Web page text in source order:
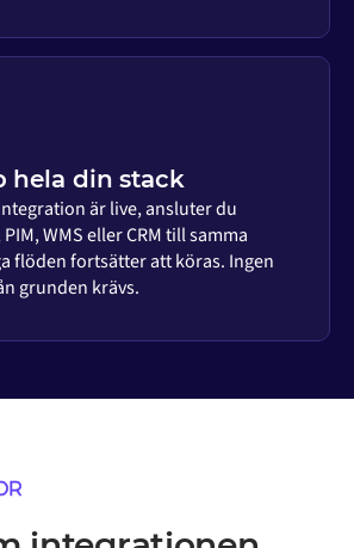
hela din stack
är live, ansluter du
WMS eller CRM till samma
flöden fortsätter att köras. Ingen
grunden krävs.